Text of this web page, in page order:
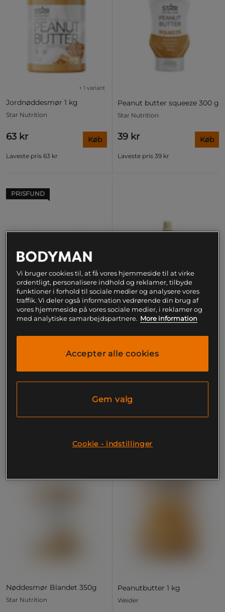
Jordnøddesmør 1 kg
+ 1 variant
Star Nutrition
63 kr
Laveste pris 63 kr
Køb
Peanut butter squeeze 300 g
Star Nutrition
39 kr
Laveste pris 39 kr
Køb
PRISFUND
51 kr 29 kr
Nøddesmør Blandet 350g
Star Nutrition
Peanutbutter 1 kg
Weider
Vi bruger cookies til, at få vores hjemmeside til at virke
ordentligt, personalisere indhold og reklamer, tilbyde
funktioner i forhold til sociale medier og analysere vores
traffik. Vi deler også information vedrørende din brug af
vores hjemmeside på vores sociale medier, i reklamer og
med analytiske samarbejdspartnere. More information
Accepter alle cookies
Gem valg
Cookie - indstillinger